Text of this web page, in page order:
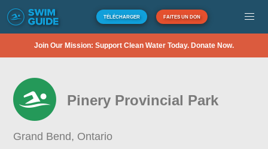
TÉLÉCHARGER FAITES UN DON
Join Our Mission: Support Clean Water Today. Donate Now.
Pinery Provincial Park
Grand Bend, Ontario